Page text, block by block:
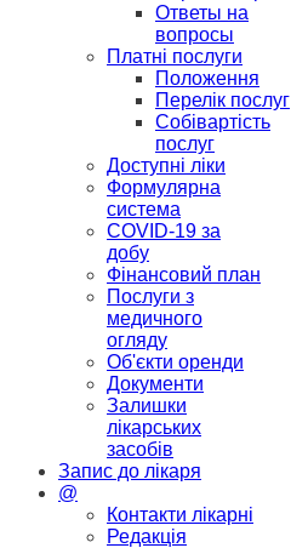
Ответы на
вопросы
Платні послуги
Положення
Перелік послуг
Собівартість
послуг
Доступні ліки
Формулярна
система
COVID-19 за
добу
Фінансовий план
Послуги з
медичного
огляду
Об'єкти оренди
Документи
Залишки
лікарських
засобів
Запис до лікаря
@
Контакти лікарні
Редакція